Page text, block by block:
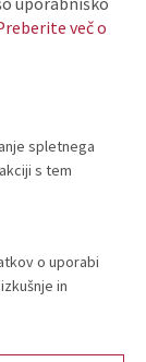
več o
spletnega
s tem
o uporabi
in